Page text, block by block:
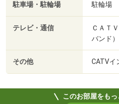
駐車場・駐輪場 駐輪場
テレビ・通信
ＣＡＴ
バンド）
その他 CATVイ
このお部屋をもっ